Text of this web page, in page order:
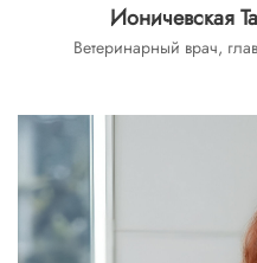
Ионичевская
Ветеринарный врач,